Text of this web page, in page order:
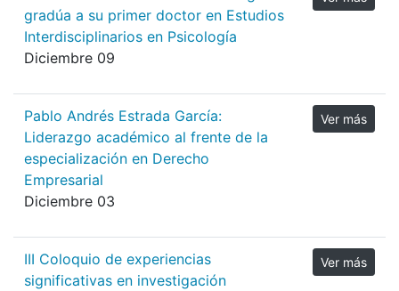
gradúa a su primer doctor en Estudios
Interdisciplinarios en Psicología
Diciembre 09
Pablo Andrés Estrada García:
Liderazgo académico al frente de la
especialización en Derecho
Empresarial
Diciembre 03
Ver más
III Coloquio de experiencias
significativas en investigación
Ver más